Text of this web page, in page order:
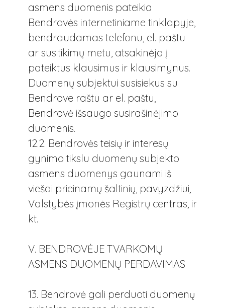
asmens duomenis pateikia
Bendrovės internetiniame tinklapyje,
bendraudamas telefonu, el. paštu
ar susitikimų metu, atsakinėja į
pateiktus klausimus ir klausimynus.
Duomenų subjektui susisiekus su
Bendrove raštu ar el. paštu,
Bendrovė išsaugo susirašinėjimo
duomenis.
12.2. Bendrovės teisių ir interesų
gynimo tikslu duomenų subjekto
asmens duomenys gaunami iš
viešai prieinamų šaltinių, pavyzdžiui,
Valstybės įmonės Registrų centras, ir
kt.
V. BENDROVĖJE TVARKOMŲ
ASMENS DUOMENŲ PERDAVIMAS
13. Bendrovė gali perduoti duomenų